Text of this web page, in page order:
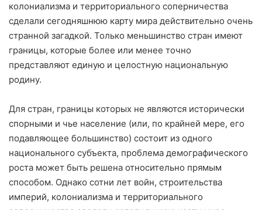
колониализма и территориального соперничества
сделали сегодняшнюю карту мира действительно очень
странной загадкой. Только меньшинство стран имеют
границы, которые более или менее точно
представляют единую и целостную национальную
родину.
Для стран, границы которых не являются исторически
спорными и чье население (или, по крайней мере, его
подавляющее большинство) состоит из одного
национального субъекта, проблема демографического
роста может быть решена относительно прямым
способом. Однако сотни лет войн, строительства
империй, колониализма и территориального